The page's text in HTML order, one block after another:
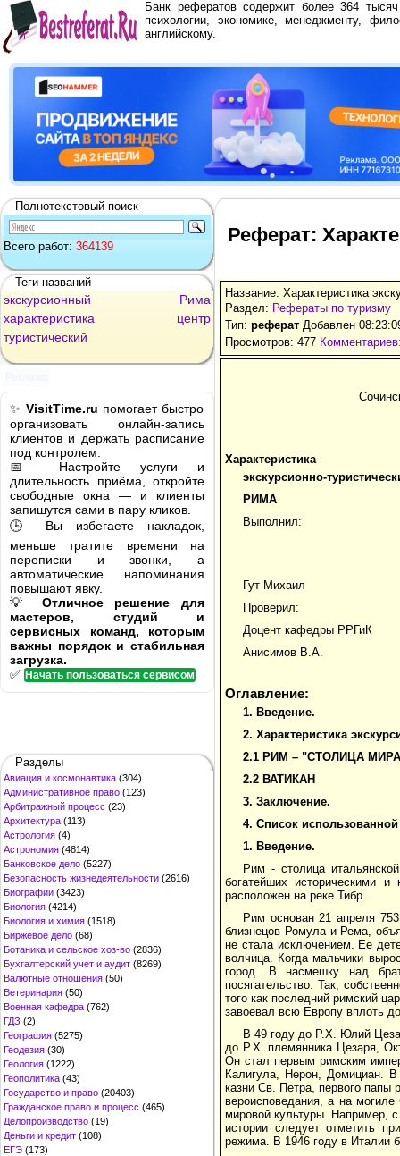
Банк рефератов содержит более 364
психологии, экономике, менеджменту,
английскому.
Полнотекстовый поиск
Всего работ: 364139
Теги названий
экскурсионный
Рима
характеристика
центр
туристический
✨ VisitTime.ru помогает быстро
организовать онлайн-запись
клиентов и держать расписание
под контролем.
📅 Настройте услуги и
длительность приёма, откройте
свободные окна — и клиенты
запишутся сами в пару кликов.
🕒 Вы избегаете накладок,
меньше тратите времени на
переписки и звонки, а
автоматические напоминания
повышают явку.
💡 Отличное решение для
мастеров, студий и
сервисных команд, которым
важны порядок и стабильная
загрузка.
✅ Начать пользоваться сервисом
Разделы
Авиация и космонавтика (304)
Административное право (123)
Арбитражный процесс (23)
Архитектура (113)
Астрология (4)
Астрономия (4814)
Банковское дело (5227)
Безопасность жизнедеятельности (2616)
Биографии (3423)
Биология (4214)
Биология и химия (1518)
Биржевое дело (68)
Ботаника и сельское хоз-во (2836)
Бухгалтерский учет и аудит (8269)
Валютные отношения (50)
Ветеринария (50)
Военная кафедра (762)
ГДЗ (2)
География (5275)
Геодезия (30)
Геология (1222)
Геополитика (43)
Государство и право (20403)
Гражданское право и процесс (465)
Делопроизводство (19)
Деньги и кредит (108)
ЕГЭ (173)
Реферат:
Название: Характеристика
Раздел: Рефераты по туризму
Тип: реферат Добавлен
Просмотров: 477
Характеристика
экскурсионно-
РИМА
Выполнил:
Гут Михаил
Проверил:
Доцент кафедры РРГиК
Анисимов В.А.
Оглавление:
1. Введение.
2. Характеристика
2.1 РИМ – "СТОЛИЦА
2.2 ВАТИКАН
3. Заключение.
4. Список
1. Введение.
Рим - столица
богатейших историческими
расположен на реке Тибр.
Рим основан 21 апреля
близнецов Ромула и Рема,
не стала исключением. Ее
волчица. Когда мальчики
город. В насмешку над
посягательство. Так,
того как последний римский
завоевал всю Европу вплоть
В 49 году до Р.Х. Юлий
до Р.Х. племянника Цезаря,
Он стал первым римским
Калигула, Нерон, Домициан.
казни Св. Петра, первого папы
вероисповедания, а на
мировой культуры. Например,
истории следует отметить
режима. В 1946 году в Италии